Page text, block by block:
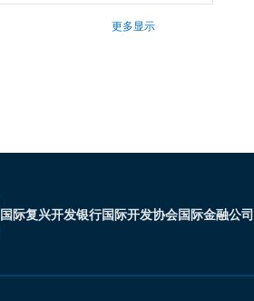
更多显示
国际复兴开发银行国际开发协会国际金融公司